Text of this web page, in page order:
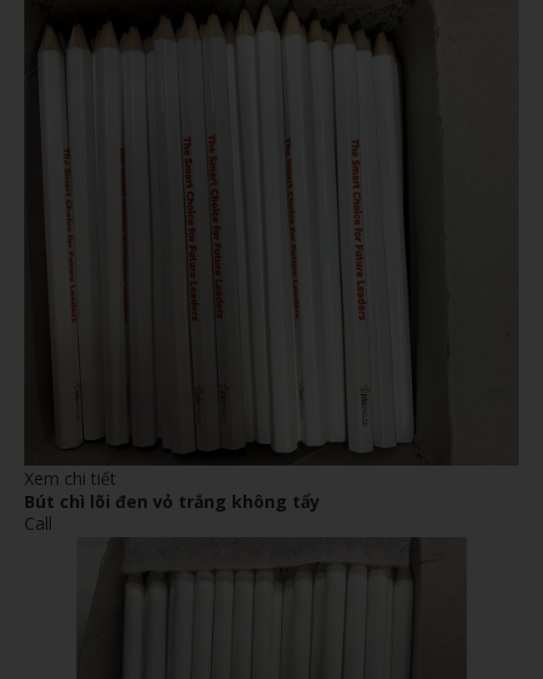
Xem chi tiết
Bút chì lõi đen vỏ trắng không tẩy
Call